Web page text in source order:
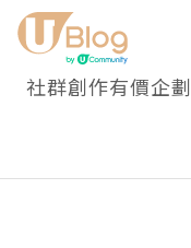
社群創作有價企劃